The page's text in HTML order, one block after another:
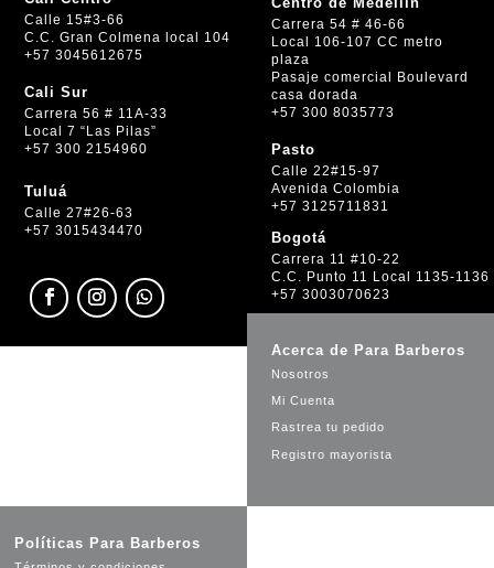
Calle 15#3-66
C.C. Gran Colmena local 104
+57 3045612675
Cali Sur
Carrera 56 # 11A-33
Local 7 “Las Pilas”
+57 300 2154960
Tuluá
Calle 27#26-63
+57 3015434470
Carrera 54 # 46-66
Local 106-107 CC metro
plaza
Pasaje comercial Boulevard
casa dorada
+57 300 8035773
Pasto
Calle 22#15-97
Avenida Colombia
+57 3125711831
Bogotá
Carrera 11 #10-22
C.C. Punto 11 Local 1135-1136
+57 3003070623
Acerca de Para Barberos
Nosotros
Mi Cuenta
Rastrea tu pedido
Registro mayorista
Políticas Para Barberos